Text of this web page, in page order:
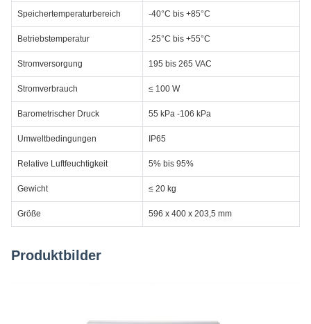
Speichertemperaturbereich -40°C bis +85°C
Betriebstemperatur -25°C bis +55°C
Stromversorgung 195 bis 265 VAC
Stromverbrauch ≤ 100 W
Barometrischer Druck 55 kPa -106 kPa
Umweltbedingungen IP65
Relative Luftfeuchtigkeit 5% bis 95%
Gewicht ≤ 20 kg
Größe 596 x 400 x 203,5 mm
Produktbilder